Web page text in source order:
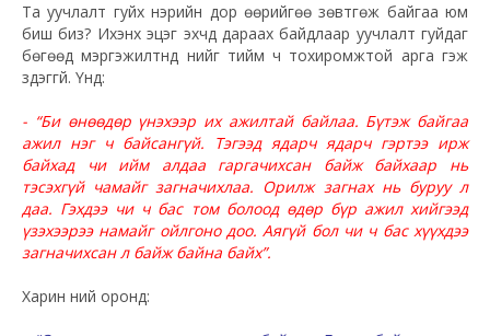
Та уучлалт гуйх нэрийн дор өөрийгөө зөвтгөж байгаа юм
биш биз? Ихэнх эцэг эхчүүд дараах байдлаар уучлалт гуйдаг
бөгөөд мэргэжилтнүүд үүнийг тийм ч тохиромжтой арга гэж
үздэггүй. Үүнд:
- “Би өнөөдөр үнэхээр их ажилтай байлаа. Бүтэж байгаа
ажил нэг ч байсангүй. Тэгээд ядарч ядарч гэртээ ирж
байхад чи ийм алдаа гаргачихсан байж байхаар нь
тэсэхгүй чамайг загначихлаа. Орилж загнах нь буруу л
даа. Гэхдээ чи ч бас том болоод өдөр бүр ажил хийгээд
үзэхээрээ намайг ойлгоно доо. Аягүй бол чи ч бас хүүхдээ
загначихсан л байж байна байх”.
Харин үүний оронд: